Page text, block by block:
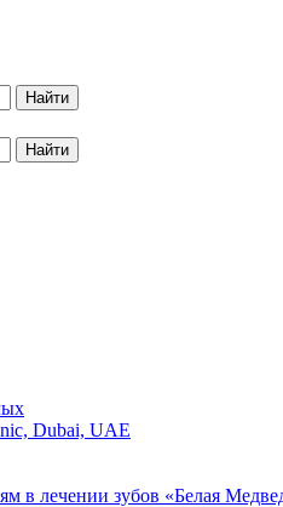
Найти
Найти
Dubai, UAE
в лечении зубов «Белая